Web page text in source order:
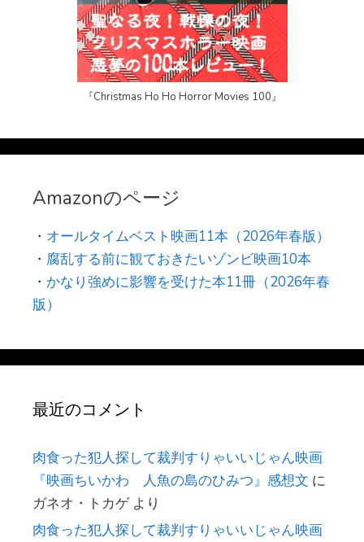
『Christmas Ho Ho Horror Movies 100』
Amazonのページ
・ オールタイムベスト映画11本（2026年春版）
・ 腐乱する前に観ておきたいゾンビ映画10本
・ かなり強めに影響を受けた本11冊（2026年春
版）
最近のコメント
肉食った犯人探して裁判すりゃいいじゃん映画
『映画ちいかわ 人魚の島のひみつ』感想文 に
ガネオ・トカゲより
肉食った犯人探して裁判すりゃいいじゃん映画